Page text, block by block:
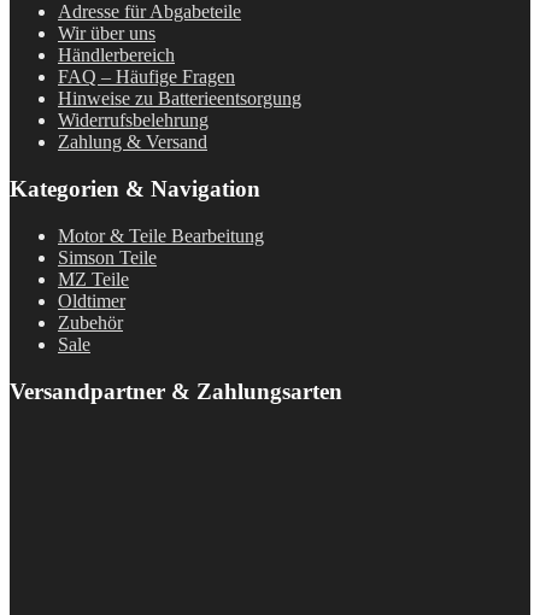
Adresse für Abgabeteile
Wir über uns
Händlerbereich
FAQ – Häufige Fragen
Hinweise zu Batterieentsorgung
Widerrufsbelehrung
Zahlung & Versand
Kategorien & Navigation
Motor & Teile Bearbeitung
Simson Teile
MZ Teile
Oldtimer
Zubehör
Sale
Versandpartner & Zahlungsarten